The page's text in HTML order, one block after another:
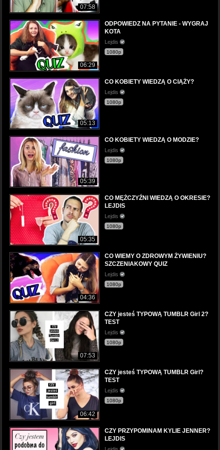
07:58
06:29
ODPOWIEDZ NA PYTANIE - WYGRAJ
KOTA
Lejdis
1080p
05:13
CO KOBIETY WIEDZĄ O CIĄŻY?
Lejdis
1080p
05:39
CO KOBIETY WIEDZĄ O MODZIE?
Lejdis
1080p
05:35
CO MĘŻCZYŹNI WIEDZĄ O OKRESIE?
LEJDIS
Lejdis
1080p
04:36
CO WIEMY O ZDROWYM ŻYWIENIU?
SZCZENIAKOWY QUIZ
Lejdis
1080p
07:53
CZY jesteś TYPOWĄ TUMBLR Girl 2?
TEST
Lejdis
1080p
06:42
CZY jesteś TYPOWĄ TUMBLR Girl?
TEST
Lejdis
1080p
CZY PRZYPOMINAM KYLIE JENNER?
LEJDIS
Lejdis